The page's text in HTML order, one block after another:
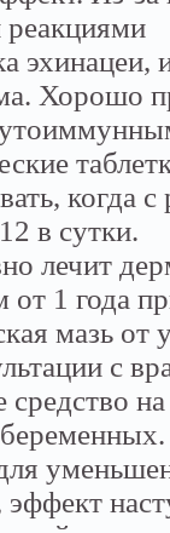
Хорошо
когда
в сутки.
лечит
1 года
мазь
с
на